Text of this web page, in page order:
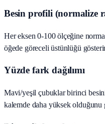
Besin profili (normalize
Her eksen 0-100 ölçeğine
öğede göreceli üstünlüğü
Yüzde fark dağılımı
Mavi/yeşil çubuklar birinci
kalemde daha yüksek olduğunu